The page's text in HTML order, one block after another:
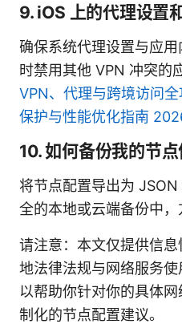
9. iOS 上的代理设置
确保系统代理设置与应
时禁用其他 VPN 冲突的
VPN、代理与跨境访问
保护与性能优化指南
10. 如何备份我的节点
将节点配置导出为
全的本地或云端备份中，
请注意：本文仅提供信
地法律法规与网络服务
以帮助你针对你的具体
制化的节点配置建议。